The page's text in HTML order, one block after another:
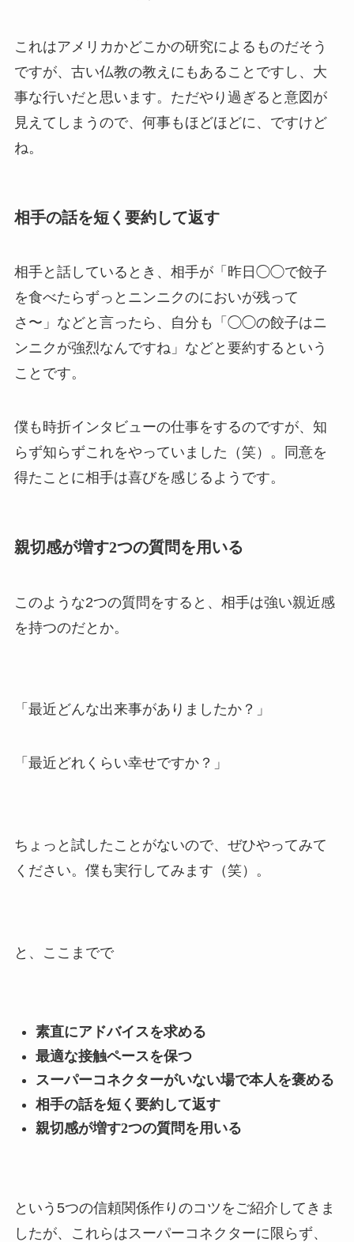
これはアメリカかどこかの研究によるものだそう
ですが、古い仏教の教えにもあることですし、大
事な行いだと思います。ただやり過ぎると意図が
見えてしまうので、何事もほどほどに、ですけど
ね。
相手の話を短く要約して返す
相手と話しているとき、相手が「昨日◯◯で餃子
を食べたらずっとニンニクのにおいが残って
さ〜」などと言ったら、自分も「◯◯の餃子はニ
ンニクが強烈なんですね」などと要約するという
ことです。
僕も時折インタビューの仕事をするのですが、知
らず知らずこれをやっていました（笑）。同意を
得たことに相手は喜びを感じるようです。
親切感が増す2つの質問を用いる
このような2つの質問をすると、相手は強い親近感
を持つのだとか。
「最近どんな出来事がありましたか？」
「最近どれくらい幸せですか？」
ちょっと試したことがないので、ぜひやってみて
ください。僕も実行してみます（笑）。
と、ここまでで
素直にアドバイスを求める
最適な接触ペースを保つ
スーパーコネクターがいない場で本人を褒める
相手の話を短く要約して返す
親切感が増す2つの質問を用いる
という5つの信頼関係作りのコツをご紹介してきま
したが、これらはスーパーコネクターに限らず、